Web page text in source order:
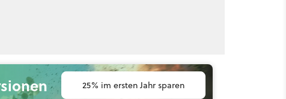
25% im ersten Jahr sparen